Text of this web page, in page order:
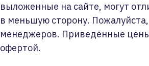
выложенные на сайте, могут
в меньшую сторону.
менеджеров. Приведённые
офертой.